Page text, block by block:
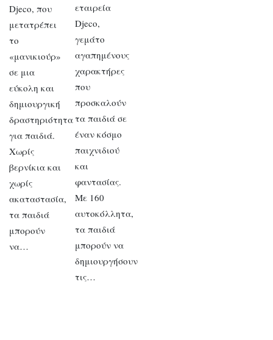
Djeco, που
μετατρέπει
το
«μανικιούρ»
σε μια
εύκολη και
δημιουργική
δραστηριότητα
για παιδιά.
Χωρίς
βερνίκια και
χωρίς
ακαταστασία,
τα παιδιά
μπορούν
να…
εταιρεία
Djeco,
γεμάτο
αγαπημένους
χαρακτήρες
που
προσκαλούν
τα παιδιά σε
έναν κόσμο
παιχνιδιού
και
φαντασίας.
Με 160
αυτοκόλλητα,
τα παιδιά
μπορούν να
δημιουργήσουν
τις…